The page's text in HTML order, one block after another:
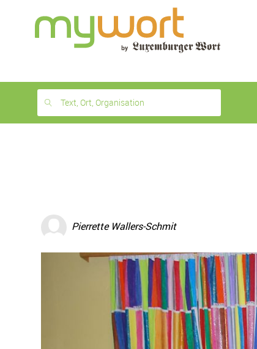
month
free
Text, Ort, Organisation
Pierrette Wallers-Schmit